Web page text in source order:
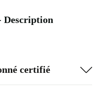
Description
certifié